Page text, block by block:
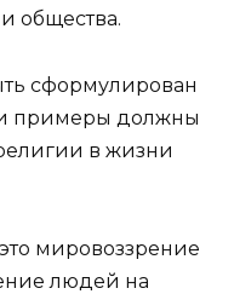
общества.
сформулирован
примеры должны
в жизни
мировоззрение
людей на